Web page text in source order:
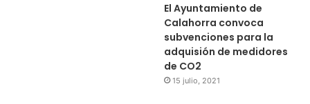
El Ayuntamiento de
Calahorra convoca
subvenciones para la
adquisión de medidores
de CO2
15 julio, 2021